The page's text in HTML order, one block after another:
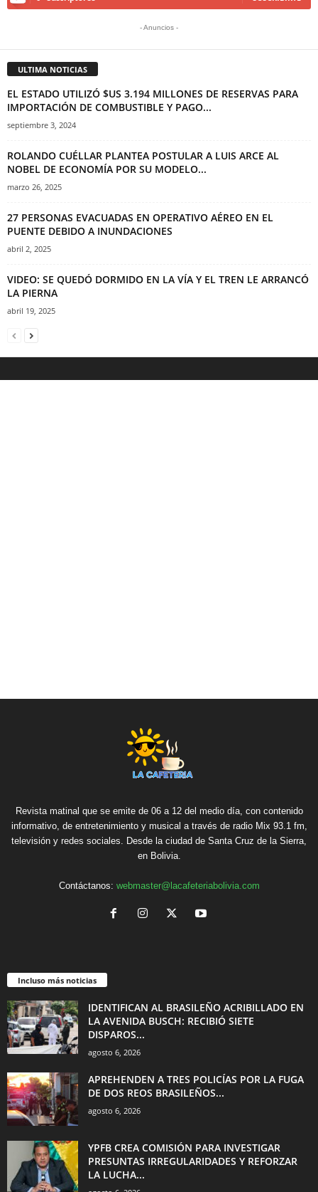
- Anuncios -
ULTIMA NOTICIAS
EL ESTADO UTILIZÓ $US 3.194 MILLONES DE RESERVAS PARA
IMPORTACIÓN DE COMBUSTIBLE Y PAGO...
septiembre 3, 2024
ROLANDO CUÉLLAR PLANTEA POSTULAR A LUIS ARCE AL
NOBEL DE ECONOMÍA POR SU MODELO...
marzo 26, 2025
27 PERSONAS EVACUADAS EN OPERATIVO AÉREO EN EL
PUENTE DEBIDO A INUNDACIONES
abril 2, 2025
VIDEO: SE QUEDÓ DORMIDO EN LA VÍA Y EL TREN LE ARRANCÓ
LA PIERNA
abril 19, 2025
Revista matinal que se emite de 06 a 12 del medio día, con contenido
informativo, de entretenimiento y musical a través de radio Mix 93.1 fm,
televisión y redes sociales. Desde la ciudad de Santa Cruz de la Sierra,
en Bolivia.
Contáctanos: webmaster@lacafeteriabolivia.com
Incluso más noticias
IDENTIFICAN AL BRASILEÑO ACRIBILLADO EN
LA AVENIDA BUSCH: RECIBIÓ SIETE
DISPAROS...
agosto 6, 2026
APREHENDEN A TRES POLICÍAS POR LA FUGA
DE DOS REOS BRASILEÑOS...
agosto 6, 2026
YPFB CREA COMISIÓN PARA INVESTIGAR
PRESUNTAS IRREGULARIDADES Y REFORZAR
LA LUCHA...